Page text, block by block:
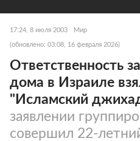
17:24, 8 июля 2003 Мир
(обновлено: 03:08, 16 февраля 2026)
Ответственность
дома в Израиле
"Исламский
заявлении
совершил 22-